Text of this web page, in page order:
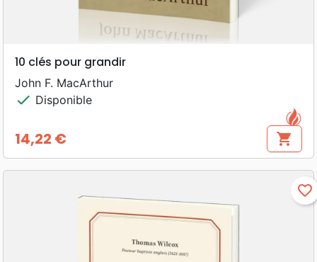
10 clés pour grandir
John F. MacArthur
check Disponible
Prix
14,22 € shopping_cart
favorite_border